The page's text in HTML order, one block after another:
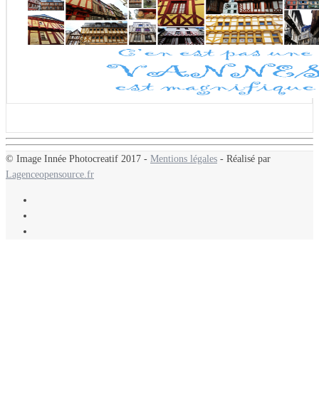
© Image Innée Photocreatif 2017 - Mentions légales - Réalisé par
Lagenceopensource.fr